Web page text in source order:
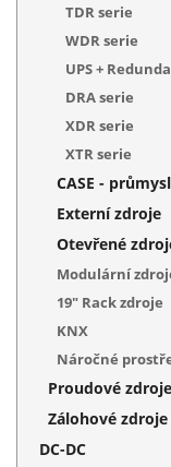
TDR serie
WDR serie
UPS +
DRA serie
XDR serie
XTR serie
CASE -
Externí zdroje
Otevřené
Modulární
19" Rack zdroje
KNX
Náročné
Proudové zdroje
Zálohové zdroje
DC-DC